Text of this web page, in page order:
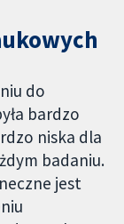
do
bardzo
niska dla
badaniu.
jest